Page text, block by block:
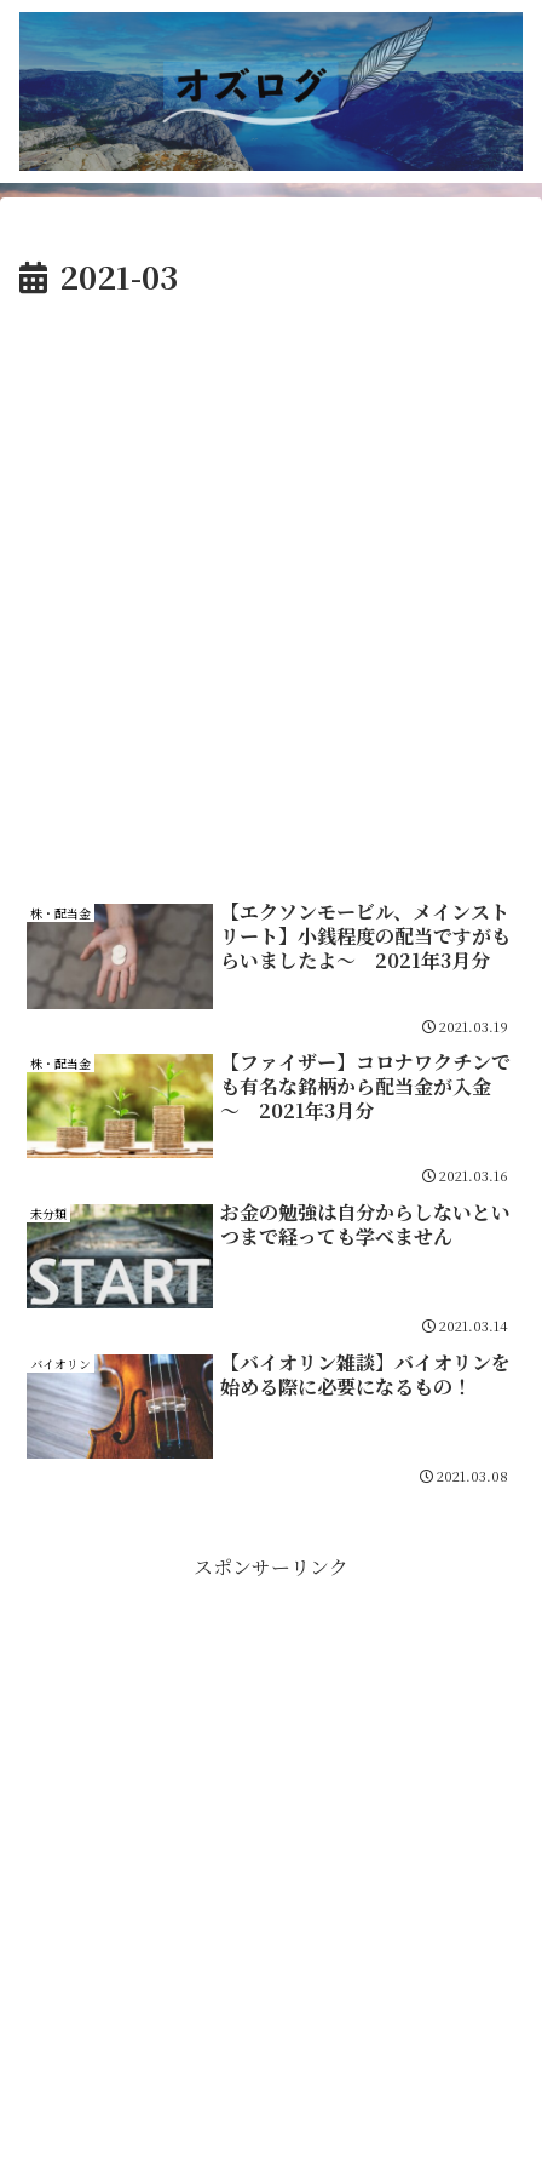
2021-03
株・配当金
【エクソンモービル、メインスト
リート】小銭程度の配当ですがも
らいましたよ～ 2021年3月分
2021.03.19
株・配当金
【ファイザー】コロナワクチンで
も有名な銘柄から配当金が入金
～ 2021年3月分
2021.03.16
未分類
お金の勉強は自分からしないとい
つまで経っても学べません
2021.03.14
バイオリン
【バイオリン雑談】バイオリンを
始める際に必要になるもの！
2021.03.08
スポンサーリンク